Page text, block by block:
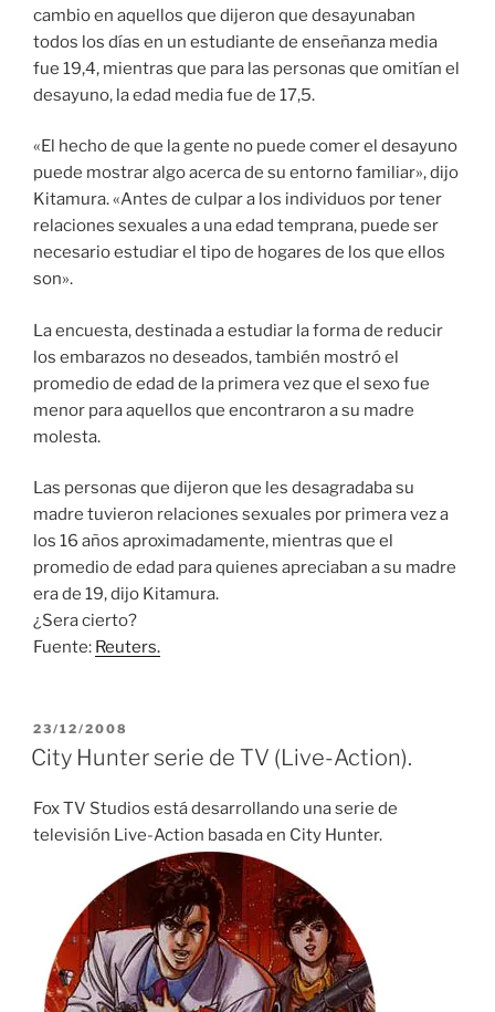
cambio en aquellos que dijeron que desayunaban
todos los días en un estudiante de enseñanza media
fue 19,4, mientras que para las personas que omitían el
desayuno, la edad media fue de 17,5.
«El hecho de que la gente no puede comer el desayuno
puede mostrar algo acerca de su entorno familiar», dijo
Kitamura. «Antes de culpar a los individuos por tener
relaciones sexuales a una edad temprana, puede ser
necesario estudiar el tipo de hogares de los que ellos
son».
La encuesta, destinada a estudiar la forma de reducir
los embarazos no deseados, también mostró el
promedio de edad de la primera vez que el sexo fue
menor para aquellos que encontraron a su madre
molesta.
Las personas que dijeron que les desagradaba su
madre tuvieron relaciones sexuales por primera vez a
los 16 años aproximadamente, mientras que el
promedio de edad para quienes apreciaban a su madre
era de 19, dijo Kitamura.
¿Sera cierto?
Fuente: Reuters.
PUBLICADO
EL
23/12/2008
City Hunter serie de TV (Live-Action).
Fox TV Studios está desarrollando una serie de
televisión Live-Action basada en City Hunter.